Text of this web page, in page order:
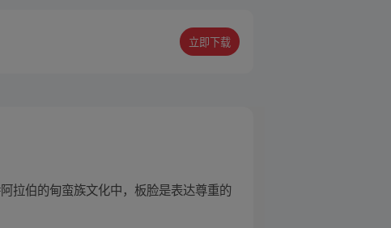
立即下载
拉伯的甸蛮族文化中，板脸是表达尊重的